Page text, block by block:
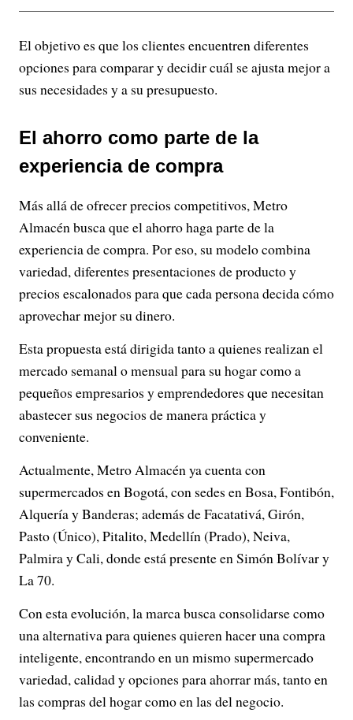
El objetivo es que los clientes encuentren diferentes
opciones para comparar y decidir cuál se ajusta mejor a
sus necesidades y a su presupuesto.
El ahorro como parte de la
experiencia de compra
Más allá de ofrecer precios competitivos, Metro
Almacén busca que el ahorro haga parte de la
experiencia de compra. Por eso, su modelo combina
variedad, diferentes presentaciones de producto y
precios escalonados para que cada persona decida cómo
aprovechar mejor su dinero.
Esta propuesta está dirigida tanto a quienes realizan el
mercado semanal o mensual para su hogar como a
pequeños empresarios y emprendedores que necesitan
abastecer sus negocios de manera práctica y
conveniente.
Actualmente, Metro Almacén ya cuenta con
supermercados en Bogotá, con sedes en Bosa, Fontibón,
Alquería y Banderas; además de Facatativá, Girón,
Pasto (Único), Pitalito, Medellín (Prado), Neiva,
Palmira y Cali, donde está presente en Simón Bolívar y
La 70.
Con esta evolución, la marca busca consolidarse como
una alternativa para quienes quieren hacer una compra
inteligente, encontrando en un mismo supermercado
variedad, calidad y opciones para ahorrar más, tanto en
las compras del hogar como en las del negocio.